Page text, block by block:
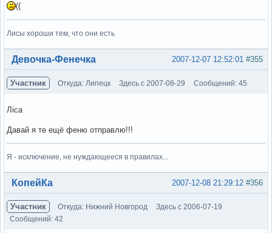
((
Лисы хороши тем, что они есть
Вне форума #355
2007-12-07 12:52:01
Девочка-Фенечка
Участник Откуда: Липецк Здесь с 2007-08-29 Сообщений: 45
Ліса
Давай я те ещё феню отправлю!!!
Я - исключение, не нуждающееся в правилах...
Вне форума #356
2007-12-08 21:29:12
КопейКа
Участник Откуда: Нижний Новгород
Здесь с 2006-07-19
Сообщений: 42